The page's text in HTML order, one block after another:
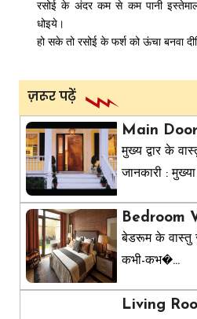
रसोई के अंदर कम से कम पानी
धोइये।
हो सके तो रसोई के फर्श को ऊंचा बनवा
ज़रूर पढ़ें
Main
मुख्य द्वार के
जानकारी : मुख्या
Bedroom
बेडरूम के वास्तु
कभी-कभ�...
Living